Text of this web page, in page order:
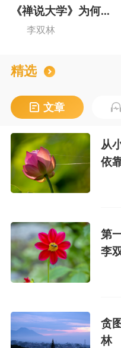
《禅说大学》为何...
李双林
精选
文章
从
依
第
李
贪
林